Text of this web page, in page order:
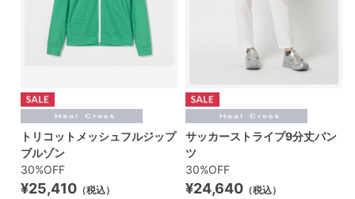
トリコットメッシュフルジップ
ブルゾン
30%OFF
¥25,410 （税込）
サッカーストライプ9分丈パン
ツ
30%OFF
¥24,640 （税込）